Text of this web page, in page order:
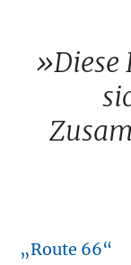
»Diese
„Route 66“